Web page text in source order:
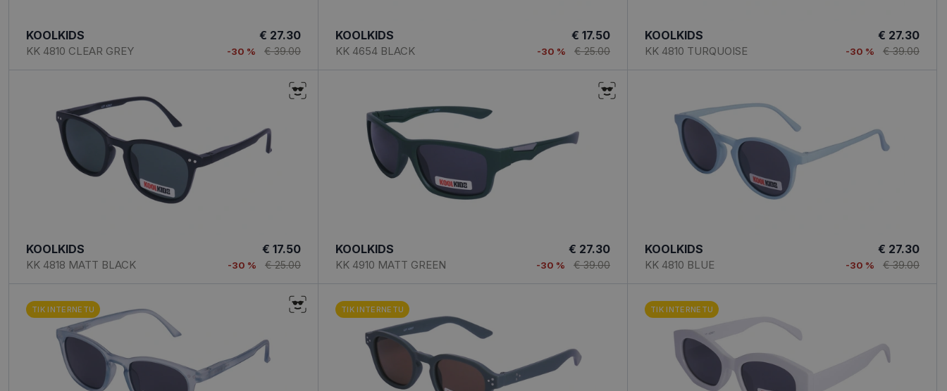
KOOLKIDS
KK 4810 CLEAR GREY
€ 27.30
-30 % € 39.00
KOOLKIDS
KK 4654 BLACK
€ 17.50
-30 % € 25.00
KOOLKIDS
KK 4810 TURQUOISE
€ 27.30
-30 % € 39.00
KOOLKIDS
KK 4818 MATT BLACK
€ 17.50
-30 % € 25.00
KOOLKIDS
KK 4910 MATT GREEN
€ 27.30
-30 % € 39.00
KOOLKIDS
KK 4810 BLUE
€ 27.30
-30 % € 39.00
TIK INTERNETU TIK INTERNETU TIK INTERNETU